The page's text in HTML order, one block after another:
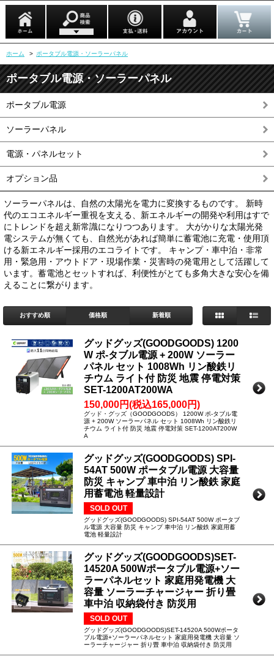
ホーム > ポータブル電源・ソーラーパネル
ポータブル電源・ソーラーパネル
ポータブル電源
ソーラーパネル
電源・パネルセット
オプション品
ソーラーパネルは、自然の太陽光を電力に変換するものです。 新時
代のエコエネルギー重視を支える、新エネルギーの開発や利用はすで
にトレンドを超え新常識になりつつあります。 大がかりな太陽光発
電システムが無くても、自然光があれば簡単に蓄電池に充電・使用頂
ける新エネルギー採用のエコライトです。 キャンプ・車中泊・非常
用・緊急用・アウトドア・現場作業・災害時の発電用として活躍して
います。蓄電池とセットすれば、利便性がとても多角大きな安心を備
えることに繋がります。
おすすめ順 価格順 新着順
グッドグッズ(GOODGOODS) 1200
W ポ-タブル電源 + 200W ソーラー
パネル セット 1008Wh リン酸鉄リ
チウム ライト付 防災 地震 停電対策
SET-1200AT200WA
150,000円(税込165,000円)
グッド・グッズ（GOODGOODS） 1200W ポ-タブル電
源 + 200W ソーラーパネル セット 1008Wh リン酸鉄リ
チウム ライト付 防災 地震 停電対策 SET-1200AT200W
A
グッドグッズ(GOODGOODS) SPI-
54AT 500W ポータブル電源 大容量
防災 キャンプ 車中泊 リン酸鉄 家庭
用蓄電池 軽量設計
SOLD OUT
グッドグッズ(GOODGOODS) SPI-54AT 500W ポータブ
ル電源 大容量 防災 キャンプ 車中泊 リン酸鉄 家庭用蓄
電池 軽量設計
グッドグッズ(GOODGOODS)SET-
14520A 500Wポータブル電源+ソー
ラーパネルセット 家庭用発電機 大
容量 ソーラーチャージャー 折り畳
車中泊 収納袋付き 防災用
SOLD OUT
グッドグッズ(GOODGOODS)SET-14520A 500Wポータ
ブル電源+ソーラーパネルセット 家庭用発電機 大容量 ソ
ーラーチャージャー 折り畳 車中泊 収納袋付き 防災用